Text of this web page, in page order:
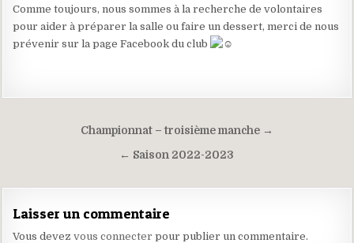
Comme toujours, nous sommes à la recherche de volontaires
pour aider à préparer la salle ou faire un dessert, merci de nous
prévenir sur la page Facebook du club
NavigationChampionnat – troisième manche →
← Saison 2022-2023
Laisser un commentaire
Vous devezvous connecter pour publier un commentaire.